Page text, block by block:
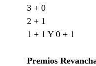
3 + 0
2 + 1
1 + 1 Y 0 + 1
Premios